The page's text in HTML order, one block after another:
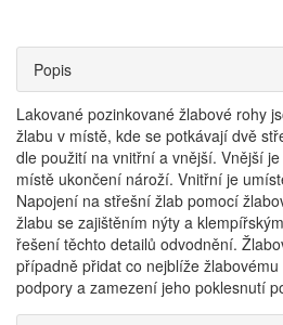
Popis
Lakované pozinkované žlabové rohy
žlabu v místě, kde se potkávají dvě
dle použití na vnitřní a vnější. Vnější
místě ukončení nároží. Vnitřní je
Napojení na střešní žlab pomocí
žlabu se zajištěním nýty a
řešení těchto detailů odvodnění.
případně přidat co nejblíže
podpory a zamezení jeho poklesnutí